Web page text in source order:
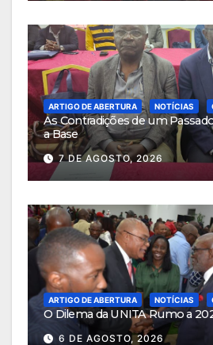
ARTIGO DE ABERTURA NOTÍCIAS
As Contradições de um
a Base
7 DE AGOSTO, 2026
ARTIGO DE ABERTURA NOTÍCIAS
O Dilema da UNITA Rumo a
6 DE AGOSTO, 2026